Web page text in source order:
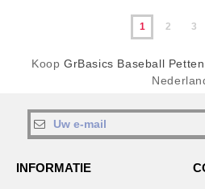
1 2 3
Koop GrBasics Baseball
INFORMATIE